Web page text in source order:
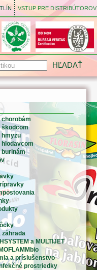
VSTUP PRE DISTRIBÚTOROV
škodcom
hmyzu
burinám
záhrada
a MULTIJET
a príslušenstvo
prostriedky